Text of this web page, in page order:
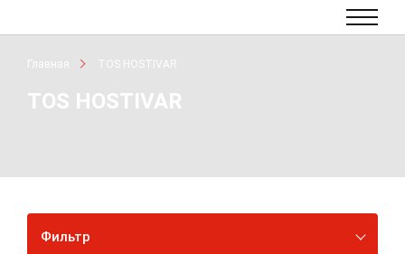
Главная TOS HOSTIVAR
TOS HOSTIVAR
Фильтр